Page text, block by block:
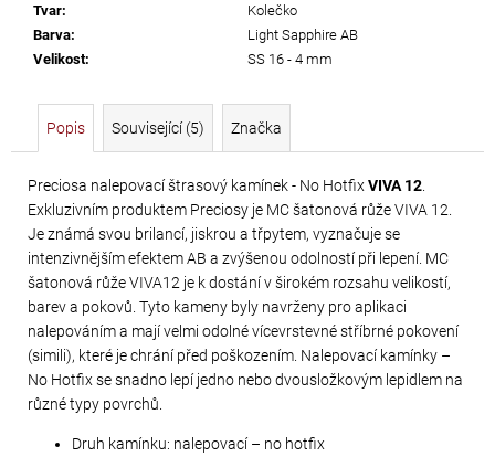
Tvar:
Kolečko
Barva:
Light Sapphire AB
Velikost: SS 16 - 4 mm
Popis Související (5) Značka
Preciosa nalepovací štrasový kamínek - No HotfixVIVA 12
Exkluzivním produktem Preciosy je MC šatonová růže VIVA 12.
Je známá svou brilancí, jiskrou a třpytem, vyznačuje se
intenzivnějším efektem AB a zvýšenou odolností při lepení. MC
šatonová růže VIVA12 je k dostání v širokém rozsahu velikostí,
barev a pokovů. Tyto kameny byly navrženy pro aplikaci
nalepováním a mají velmi odolné vícevrstevné stříbrné pokovení
(simili), které je chrání před poškozením. Nalepovací kamínky –
No Hotfix se snadno lepí jedno nebo dvousložkovým lepidlem na
různé typy povrchů.
Druh kamínku: nalepovací – no hotfix
NH
SS-
CRYSTAL
55
Kč